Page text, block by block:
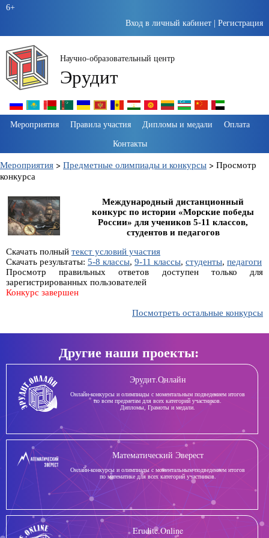
6+
Вход в личный кабинет
Регистрация
Научно-образовательный центр
Эрудит
Пропустить
навигацию
Мероприятия Правила участия Дипломы и медали
Оплата
Контакты
Мероприятия > Предметные олимпиады и конкурсы > Просмотр
конкурса
Международный дистанционный
конкурс по истории «Морские победы
России» для учеников 5-11 классов,
студентов и педагогов
Скачать полный текст условий участия
Скачать результаты: 5-8 классы, 9-11 классы, студенты, педагоги
Просмотр правильных ответов доступен только для
зарегистрированных пользователей
Конкурс завершен
Посмотреть остальные конкурсы
Другие наши проекты:
Эрудит.Онлайн
Онлайн-конкурсы и олимпиады с моментальным подведением итогов
по всем предметам для всех категорий участников.
Дипломы, Грамоты и медали.
Математический Эверест
Онлайн-конкурсы и олимпиады с моментальным подведением итогов
по математике для всех категорий участников.
Erudite.Online